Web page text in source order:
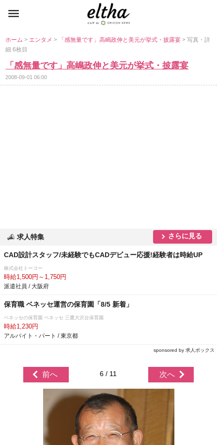
ホーム> エンタメ> 「感無量です」高嶋政伸と美元が挙式・披露宴> 写真・詳
細 6枚目
「感無量です」高嶋政伸と美元が挙式・披露宴
2008-09-01 06:00
求人特集 さらに見る
CAD設計スタッフ/未経験でもCADデビュー応援!経験者は時給UP
株式会社トーコー
時給1,500円～1,750円
派遣社員 / 大阪府
保育職 ベネッセ運営の保育園「8/5 新着」
ベネッセの保育園 ベネッセ 三鷹大沢台保育園
時給1,230円
アルバイト・パート / 東京都
sponsored by 求人ボックス
前へ 6 / 11 次へ